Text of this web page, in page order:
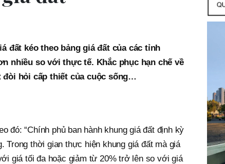
đất kéo theo bảng giá đất của các tỉnh
nhiều so với thực tế. Khắc phục hạn chế về
hỏi cấp thiết của cuộc sống…
đó: “Chính phủ ban hành khung giá đất định kỳ
Trong thời gian thực hiện khung giá đất mà giá
giá tối đa hoặc giảm từ 20% trở lên so với giá